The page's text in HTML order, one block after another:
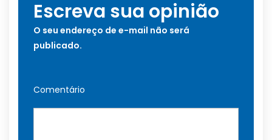
Escreva sua opinião
O seu endereço de e-mail não será
publicado.
Comentário